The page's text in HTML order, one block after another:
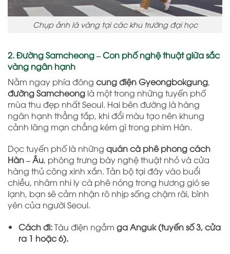
Chụp ảnh lá vàng tại các khu trường đại học
2. Đường Samcheong – Con phố nghệ thuật giữa sắc
vàng ngân hạnh
Nằm ngay phía đông cung điện Gyeongbokgung,
đường Samcheong là một trong những tuyến phố
mùa thu đẹp nhất Seoul. Hai bên đường là hàng
ngân hạnh thẳng tắp, khi đổi màu tạo nên khung
cảnh lãng mạn chẳng kém gì trong phim Hàn.
Dọc tuyến phố là những quán cà phê phong cách
Hàn – Âu, phòng trưng bày nghệ thuật nhỏ và cửa
hàng thủ công xinh xắn. Tản bộ tại đây vào buổi
chiều, nhâm nhi ly cà phê nóng trong hương gió se
lạnh, bạn sẽ cảm nhận rõ nhịp sống chậm rãi, bình
yên của người Seoul.
Cách đi:Tàu điện ngầm ga Anguk (tuyến số 3, cửa
ra 1 hoặc 6).